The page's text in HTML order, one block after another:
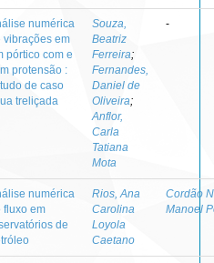
numérica
vibrações em
pórtico com e
protensão :
de caso
treliçada
Souza,
Beatriz
Ferreira;
Fernandes,
Daniel de
Oliveira;
Anflor,
Carla
Tatiana
Mota
-
numérica
fluxo em
de
Rios, Ana
Carolina
Loyola
Caetano
Cordão
Manoel